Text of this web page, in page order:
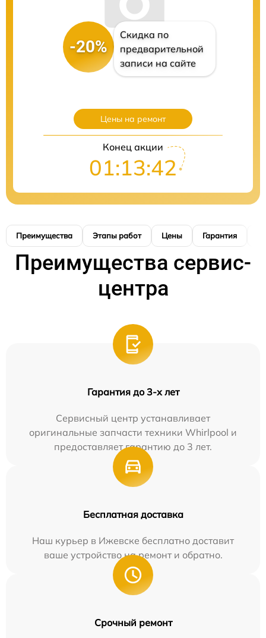
-20%
Скидка по
предварительной
записи на сайте
Цены на ремонт
Конец акции
01:13:41
Преимущества Этапы работ Цены Гарантия
Преимущества сервис-
центра
Гарантия до 3-х лет
Сервисный центр устанавливает
оригинальные запчасти техники Whirlpool и
предоставляет гарантию до 3 лет.
Бесплатная доставка
Наш курьер в Ижевске бесплатно доставит
ваше устройство на ремонт и обратно.
Срочный ремонт